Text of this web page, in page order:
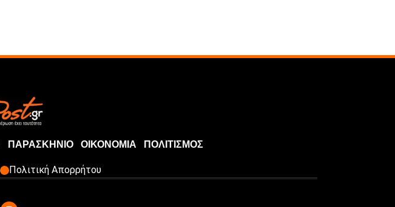
ΠΑΡΑΣΚΗΝΙΟ ΟΙΚΟΝΟΜΙΑ ΠΟΛΙΤΙΣΜΟΣ
Πολιτική Απορρήτου